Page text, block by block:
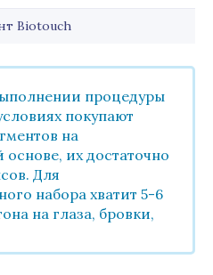
Biotouch
процедуры
покупают
на
их достаточно
Для
набора хватит 5-6
на глаза, бровки,